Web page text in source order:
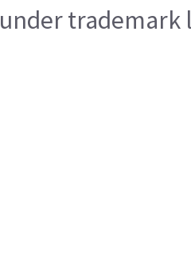
under trademark